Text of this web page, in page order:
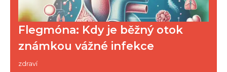
Flegmóna: Kdy je běžný otok
známkou vážné infekce
zdraví